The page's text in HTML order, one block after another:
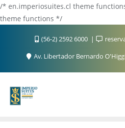
/* en.imperiosuites.cl theme
theme functions */
(56-2) 2592 6000
Av. Libertador Bernardo